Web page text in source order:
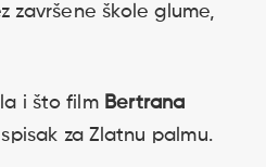
završene škole glume,
i što film Bertrana
za Zlatnu palmu.